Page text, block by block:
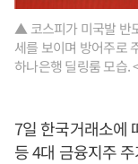
▲ 코스피가 미국발 반
세를 보이며 방어주로
하나은행 딜링룸 모습.
7일 한국거래소에
등 4대 금융지주